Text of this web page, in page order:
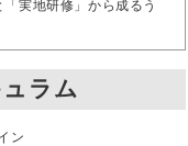
実地研修」から成るう
ラム
ン